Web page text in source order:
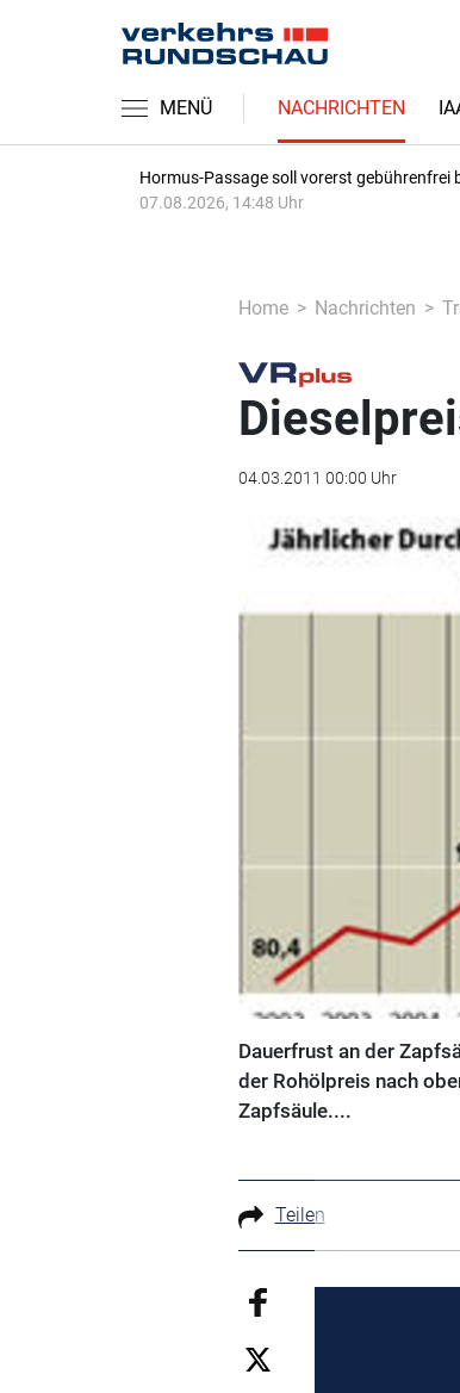
MENÜ NACHRICHTEN
Hormus-Passage soll vorerst gebührenfrei
07.08.2026, 14:48 Uhr
Home Nachrichten
04.03.2011 00:00 Uhr
Dauerfrust an der
der Rohölpreis nach
Zapfsäule....
Teilen